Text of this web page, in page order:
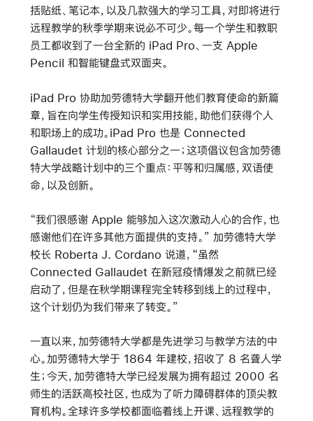
括贴纸、笔记本，以及几款强大的学习工具，对即将进行
远程教学的秋季学期来说必不可少。每一个学生和教职
员工都收到了一台全新的 iPad Pro、一支 Apple
Pencil 和智能键盘式双面夹。
iPad Pro 协助加劳德特大学翻开他们教育使命的新篇
章，旨在向学生传授知识和实用技能，助他们获得个人
和职场上的成功。iPad Pro 也是 Connected
Gallaudet 计划的核心部分之一；这项倡议包含加劳德
特大学战略计划中的三个重点：平等和归属感，双语使
命，以及创新。
“我们很感谢 Apple 能够加入这次激动人心的合作，也
感谢他们在许多其他方面提供的支持。” 加劳德特大学
校长 Roberta J. Cordano 说道，“虽然
Connected Gallaudet 在新冠疫情爆发之前就已经
启动了，但是在秋学期课程完全转移到线上的过程中，
这个计划仍为我们带来了转变。”
一直以来，加劳德特大学都是先进学习与教学方法的中
心。加劳德特大学于 1864 年建校，招收了 8 名聋人学
生；今天，加劳德特大学已经发展为拥有超过 2000 名
师生的活跃高校社区，也成为了听力障碍群体的顶尖教
育机构。全球许多学校都面临着线上开课、远程教学的